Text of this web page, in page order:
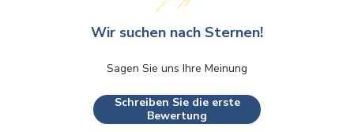
Wir suchen nach Sternen!
Sagen Sie uns Ihre Meinung
Schreiben Sie die erste
Bewertung